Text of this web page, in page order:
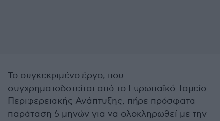
Το συγκεκριμένο έργο, που
συγχρηματοδοτείται από το Ευρωπαϊκό Ταμείο
Περιφερειακής Ανάπτυξης, πήρε πρόσφατα
παράταση 6 μηνών για να ολοκληρωθεί με την